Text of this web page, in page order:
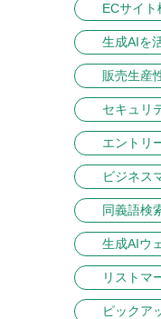
ECサイ
生成AIを
販売生産
セキュリ
エントリ
ビジネス
同義語検
生成AIウ
リストマ
ピックア